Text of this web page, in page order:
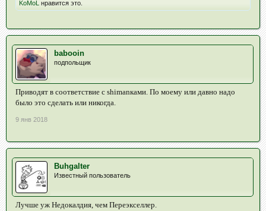
KoMoL нравится это.
babooin
подпольщик
Приводят в соответствие с shimanками. По моему или давно надо
было это сделать или никогда.
9 янв 2018
Buhgalter
Известный пользователь
Лучше уж Недокалдия, чем Переэкселлер.